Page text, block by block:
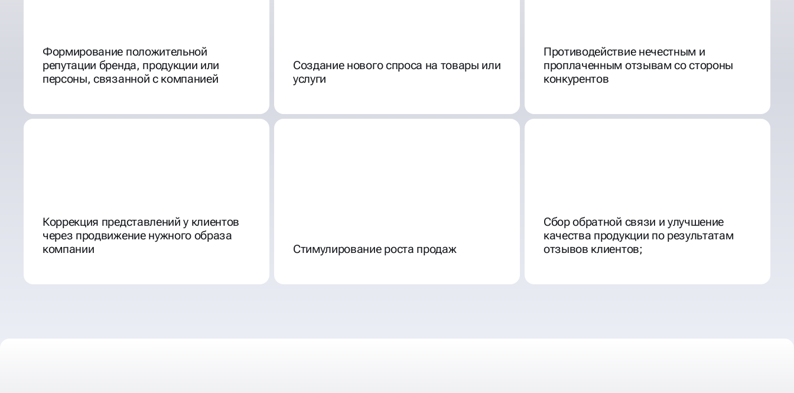
Формирование положительной
репутации бренда, продукции или
персоны, связанной с компанией
Создание нового спроса на товары или
услуги
Противодействие нечестным и
проплаченным отзывам со стороны
конкурентов
Коррекция представлений у клиентов
через продвижение нужного образа
компании
Стимулирование роста продаж
Сбор обратной связи и улучшение
качества продукции по результатам
отзывов клиентов;